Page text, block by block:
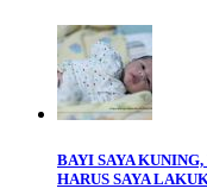
BAYI SAYA
HARUS SAYA